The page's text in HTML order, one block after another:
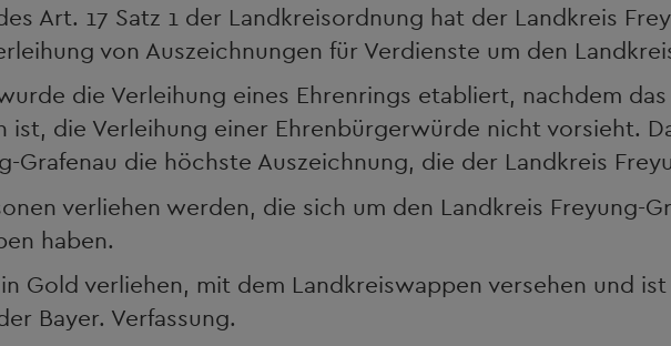
Art. 17 Satz 1 der Landkreisordnung hat der Landkreis
von Auszeichnungen für Verdienste um den
die Verleihung eines Ehrenrings etabliert, nachdem
ist, die Verleihung einer Ehrenbürgerwürde nicht vorsieht.
Grafenau die höchste Auszeichnung, die der Landkreis
verliehen werden, die sich um den Landkreis Freyung-
haben.
Gold verliehen, mit dem Landkreiswappen versehen und
Bayer. Verfassung.